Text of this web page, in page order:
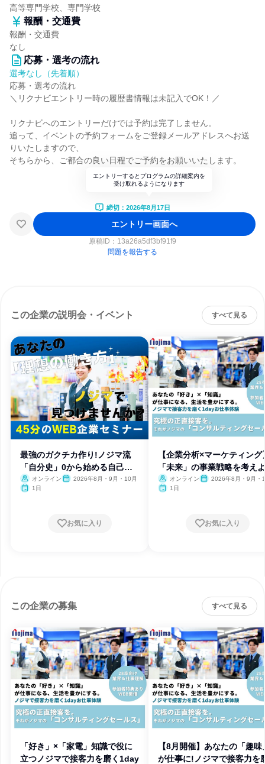
高等専門学校、専門学校
報酬・交通費
報酬・交通費
なし
応募・選考の流れ
選考なし（先着順）
応募・選考の流れ
＼リクナビエントリー時の履歴書情報は未記入でOK！／
リクナビへのエントリーだけでは予約は完了しません。
追って、イベントの予約フォームをご登録メールアドレスへお送
りいたしますので、
そちらから、ご都合の良い日程でご予約をお願いいたします。
エントリーするとプログラムの詳細案内を
受け取れるようになります
締切：2026年8月17日
エントリー画面へ
原稿ID： 13a26a5df3bf91f9
問題を報告する
この企業の説明会・イベント すべて見る
最強のガクチカ作り!ノジマ流
「自分史」0から始める自己分
析
オンライン
2026年8月・9月・10月
1日
お気に入り
【企業分析×マーケティング
「未来」の事業戦略を考え
オンライン
2026年8月・9月・
1日
お気に入り
この企業の募集 すべて見る
「好き」×「家電」知識で役に
立つノジマで接客力を磨く1day
【8月開催】あなたの「趣味
が仕事に!ノジマで接客力を